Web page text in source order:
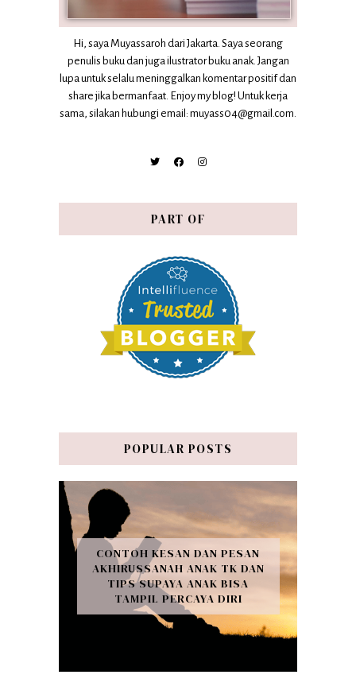
Hi, saya Muyassaroh dari Jakarta. Saya seorang
penulis buku dan juga ilustrator buku anak. Jangan
lupa untuk selalu meninggalkan komentar positif dan
share jika bermanfaat. Enjoy my blog! Untuk kerja
sama, silakan hubungi email: muyass04@gmail.com.
PART OF
POPULAR POSTS
CONTOH KESAN DAN PESAN
AKHIRUSSANAH ANAK TK DAN
TIPS SUPAYA ANAK BISA
TAMPIL PERCAYA DIRI